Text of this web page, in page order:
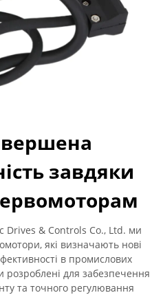
завдяки
Drives & Controls Co., Ltd. ми
які визначають нові
в промислових
розроблені для забезпечення
та точного регулювання